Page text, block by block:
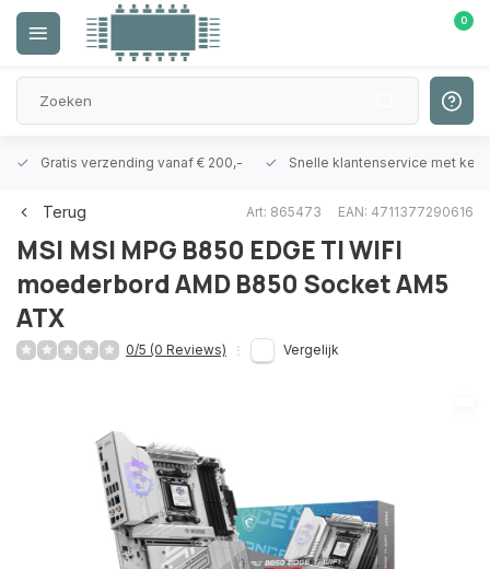
0
Gratis verzending vanaf € 200,- Snelle klantenservice met
Terug Art: 865473 EAN: 4711377290616
MSI MSI MPG B850 EDGE TI WIFI
moederbord AMD B850 Socket AM5
ATX
0/5 (0 Reviews) Vergelijk